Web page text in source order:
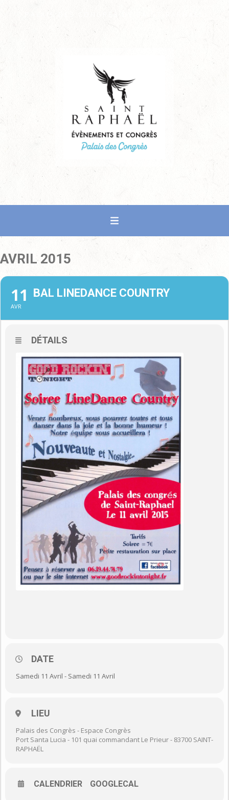
AVRIL 2015
11
AVR
BAL LINEDANCE COUNTRY
DÉTAILS
DATE
Samedi 11 Avril - Samedi 11 Avril
LIEU
Palais des Congrès - Espace Congrès
Port Santa Lucia - 101 quai commandant Le Prieur - 83700 SAINT-
RAPHAËL
CALENDRIER GOOGLECAL